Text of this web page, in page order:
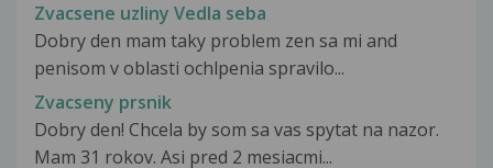
Zvacsene uzliny Vedla seba
Dobry den mam taky problem zen sa mi and
penisom v oblasti ochlpenia spravilo...
Zvacseny prsnik
Dobry den! Chcela by som sa vas spytat na nazor.
Mam 31 rokov. Asi pred 2 mesiacmi...